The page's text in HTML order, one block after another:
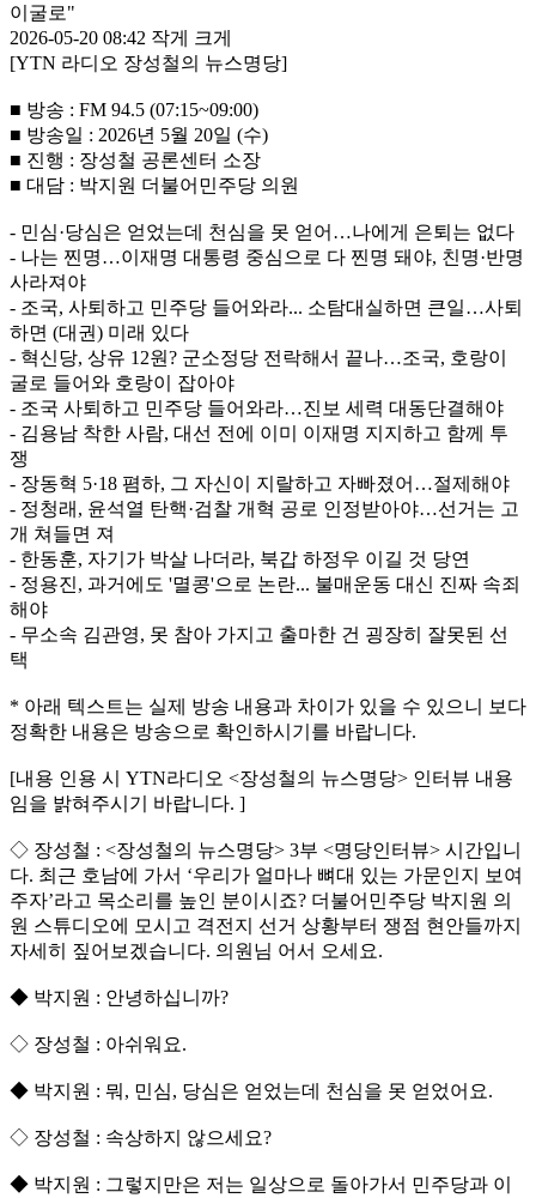
이굴로"
2026-05-20 08:42 작게
크게
[YTN 라디오 장성철의 뉴스명당]
■ 방송 : FM 94.5 (07:15~09:00)
■ 방송일 : 2026년 5월 20일 (수)
■ 진행 : 장성철 공론센터 소장
■ 대담 : 박지원 더불어민주당 의원
- 민심·당심은 얻었는데 천심을 못 얻어…나에게 은퇴는 없다
- 나는 찐명…이재명 대통령 중심으로 다 찐명 돼야, 친명·반명
사라져야
- 조국, 사퇴하고 민주당 들어와라... 소탐대실하면 큰일…사퇴
하면 (대권) 미래 있다
- 혁신당, 상유 12원? 군소정당 전락해서 끝나…조국, 호랑이
굴로 들어와 호랑이 잡아야
- 조국 사퇴하고 민주당 들어와라…진보 세력 대동단결해야
- 김용남 착한 사람, 대선 전에 이미 이재명 지지하고 함께 투
쟁
- 장동혁 5·18 폄하, 그 자신이 지랄하고 자빠졌어…절제해야
- 정청래, 윤석열 탄핵·검찰 개혁 공로 인정받아야…선거는 고
개 쳐들면 져
- 한동훈, 자기가 박살 나더라, 북갑 하정우 이길 것 당연
- 정용진, 과거에도 '멸콩'으로 논란... 불매운동 대신 진짜 속죄
해야
- 무소속 김관영, 못 참아 가지고 출마한 건 굉장히 잘못된 선
택
* 아래 텍스트는 실제 방송 내용과 차이가 있을 수 있으니 보다
정확한 내용은 방송으로 확인하시기를 바랍니다.
[내용 인용 시 YTN라디오 <장성철의 뉴스명당> 인터뷰 내용
임을 밝혀주시기 바랍니다. ]
◇ 장성철 : <장성철의 뉴스명당> 3부 <명당인터뷰> 시간입니
다. 최근 호남에 가서 ‘우리가 얼마나 뼈대 있는 가문인지 보여
주자’라고 목소리를 높인 분이시죠? 더불어민주당 박지원 의
원 스튜디오에 모시고 격전지 선거 상황부터 쟁점 현안들까지
자세히 짚어보겠습니다. 의원님 어서 오세요.
◆ 박지원 : 안녕하십니까?
◇ 장성철 : 아쉬워요.
◆ 박지원 : 뭐, 민심, 당심은 얻었는데 천심을 못 얻었어요.
◇ 장성철 : 속상하지 않으세요?
◆ 박지원 : 그렇지만은 저는 일상으로 돌아가서 민주당과 이